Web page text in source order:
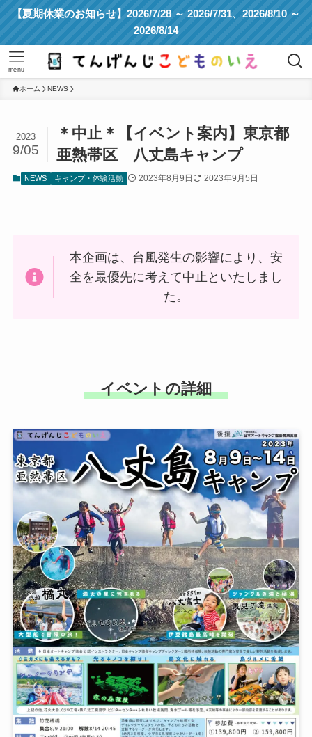
【夏期休業のお知らせ】2026/7/28 ～ 2026/7/31、2026/8/10 ～
2026/8/14
menu
ホーム NEWS
＊中止＊【イベント案内】東京都
亜熱帯区 八丈島キャンプ
2023
9/05
NEWS キャンプ・体験活動 2023年8月9日 2023年9月5日
本企画は、台風発生の影響により、安
全を最優先に考えて中止といたしまし
た。
イベントの詳細